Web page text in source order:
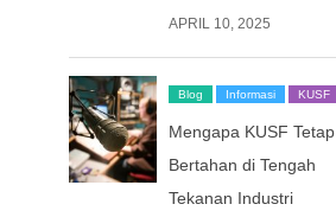
APRIL 10, 2025
Blog Informasi KUSF
Mengapa KUSF Tetap
Bertahan di Tengah
Tekanan Industri